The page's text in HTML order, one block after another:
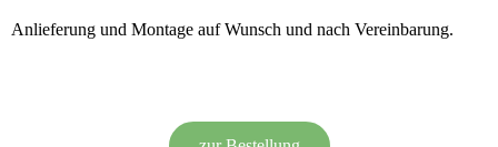
Anlieferung und Montage auf Wunsch und nach Vereinbarung.